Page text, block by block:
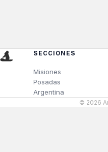
SECCIONES
Misiones
Posadas
Argentina
© 2026